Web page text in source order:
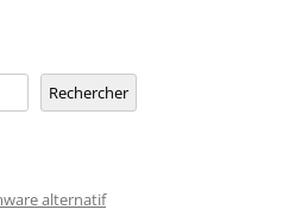
Rechercher
alternatif